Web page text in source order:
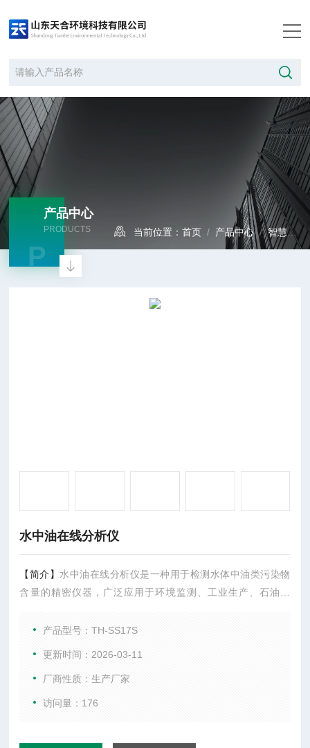
产品中心
PRODUCTS
P
当前位置：首页 / 产品中心/智慧水质
水中油在线分析仪
【简介】 水中油在线分析仪是一种用于检测水体中油类污染物
含量的精密仪器，广泛应用于环境监测、工业生产、石油化
油类污染物，满足环保监测和工业生产的需求。高精度测量结
况。操作简便仪器设计人性化，操作界面直观易懂，便于用户
快速上手。内置大容量存储，可存储
产品型号：TH-SS17S
更新时间：2026-03-11
厂商性质：生产厂家
访问量：176